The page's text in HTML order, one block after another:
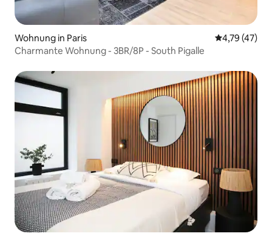
Wohnung in Paris
4,79 (47)
Charmante Wohnung - 3BR/8P - South Pigalle